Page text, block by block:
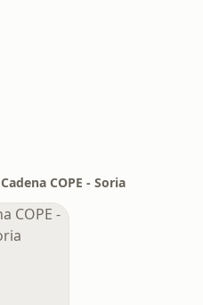
Cadena COPE - Soria